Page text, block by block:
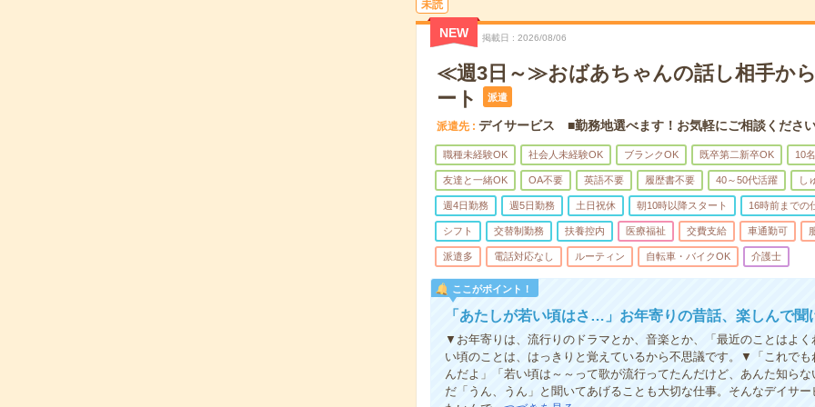
未読
NEW 掲載日 2026/08/06
≪週3日～≫おばあちゃんの話し相手か
ート
派遣
派遣先 デイサービス ■勤務地選べます！お気軽にご相談くださ
職種未経験OK 社会人未経験OK ブランクOK 既卒第二新卒OK 10
友達と一緒OK OA不要 英語不要 履歴書不要 40～50代活躍 し
週4日勤務 週5日勤務 土日祝休 朝10時以降スタート 16時前までの
シフト 交替制勤務 扶養控内 医療福祉 交費支給 車通勤可
派遣多 電話対応なし ルーティン 自転車・バイクOK 介護士
ここがポイント！
「あたしが若い頃はさ…」お年寄りの昔話、楽しんで聞
▼お年寄りは、流行りのドラマとか、音楽とか、「最近のことはよ
い頃のことは、はっきりと覚えているから不思議です。▼「これで
んだよ」「若い頃は～～って歌が流行ってたんだけど、あんた知ら
だ「うん、うん」と聞いてあげることも大切な仕事。そんなデイサ